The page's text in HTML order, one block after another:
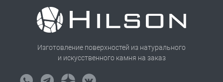
Изготовление поверхностей из натурального
и искусственного камня на заказ